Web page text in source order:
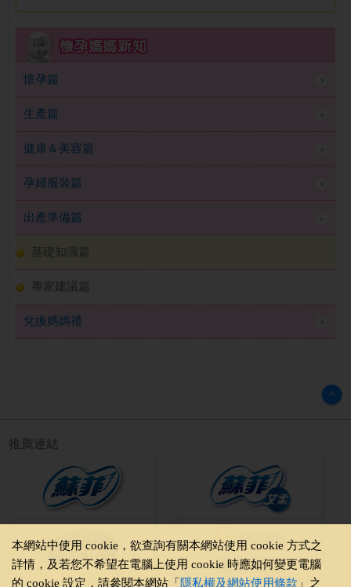
懷孕篇
生產篇
健康＆美容篇
孕婦服裝篇
出產準備篇
基礎知識篇
專家建議篇
兌換媽媽禮
推薦連結
本網站中使用 cookie，欲查詢有關本網站使用 cookie 方式之
詳情，及若您不希望在電腦上使用 cookie 時應如何變更電腦
的 cookie 設定，請參閱本網站「 隱私權及網站使用條款 」之